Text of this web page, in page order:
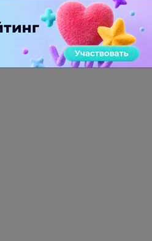
GOOGLE ничего не
началом сентября падение